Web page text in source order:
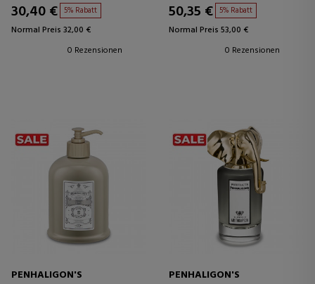
30,40 € 5% Rabatt
Normal Preis 32,00 €
0 Rezensionen
50,35 € 5% Rabatt
Normal Preis 53,00 €
0 Rezensionen
PENHALIGON'S
PENHALIGON'S